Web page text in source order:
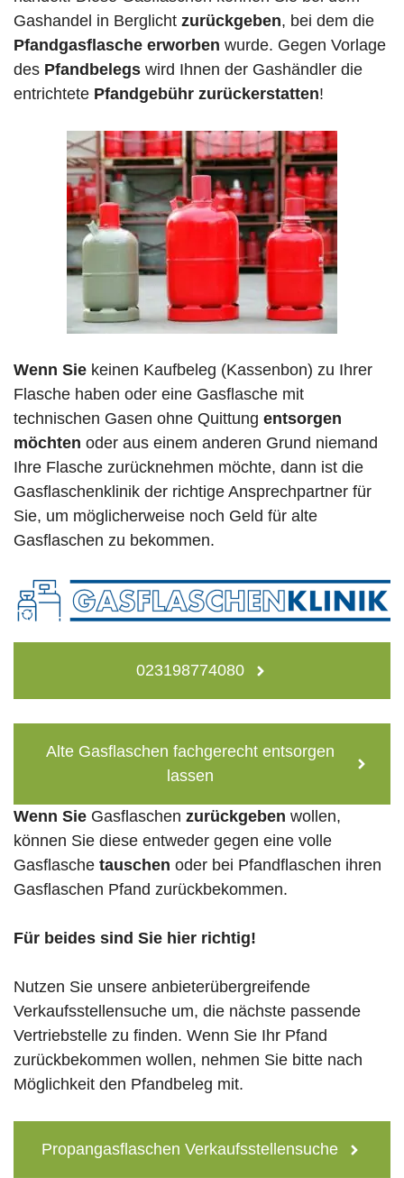
Gashandel in Berglicht zurückgeben, bei dem die
Pfandgasflasche erworben wurde. Gegen Vorlage
des Pfandbelegs wird Ihnen der Gashändler die
entrichtete Pfandgebühr zurückerstatten!
Wenn Sie keinen Kaufbeleg (Kassenbon) zu Ihrer
Flasche haben oder eine Gasflasche mit
technischen Gasen ohne Quittung entsorgen
möchten oder aus einem anderen Grund niemand
Ihre Flasche zurücknehmen möchte, dann ist die
Gasflaschenklinik der richtige Ansprechpartner für
Sie, um möglicherweise noch Geld für alte
Gasflaschen zu bekommen.
023198774080
Alte Gasflaschen fachgerecht entsorgen
lassen
Wenn Sie Gasflaschen zurückgeben wollen,
können Sie diese entweder gegen eine volle
Gasflasche tauschen oder bei Pfandflaschen ihren
Gasflaschen Pfand zurückbekommen.
Für beides sind Sie hier richtig!
Nutzen Sie unsere anbieterübergreifende
Verkaufsstellensuche um, die nächste passende
Vertriebstelle zu finden. Wenn Sie Ihr Pfand
zurückbekommen wollen, nehmen Sie bitte nach
Möglichkeit den Pfandbeleg mit.
Propangasflaschen Verkaufsstellensuche